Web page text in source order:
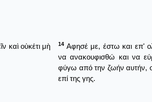
καὶ οὐκέτι μὴ
14 Αφησέ με, έστω και επ'
να ανακουφισθώ και να
φύγω από την ζωήν αυτήν,
επί της γης.